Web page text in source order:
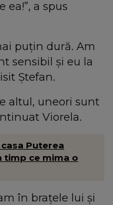
ea!”, a spus
puțin dură. Am
sensibil și eu la
Ștefan.
altul, uneori sunt
Viorela.
Puterea
timp ce mima o
în brațele lui și